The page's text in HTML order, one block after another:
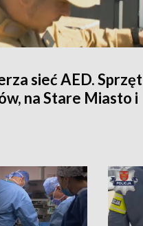
sieć AED. Sprzęt
na Stare Miasto i